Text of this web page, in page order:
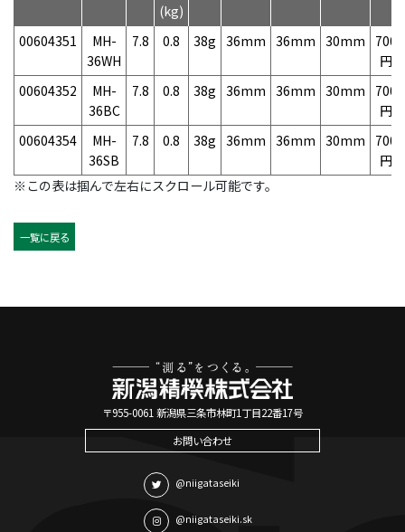
(kg)
00604351
MH-
36WH
7.8 0.8 38g 36mm 36mm 30mm
700
円
00604352
MH-
36BC
7.8 0.8 38g 36mm 36mm 30mm
700
円
00604354
MH-
36SB
7.8 0.8 38g 36mm 36mm 30mm
700
円
※この表は掴んで左右にスクロール可能です。
一覧に戻る
〒955-0061 新潟県三条市林町1丁目22番17号
お問い合わせ
@niigataseiki
@niigataseiki.sk